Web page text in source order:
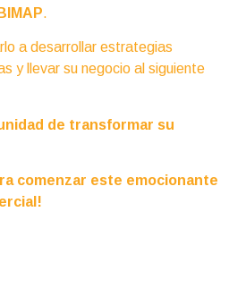
BIMAP.
a desarrollar estrategias
y llevar su negocio al siguiente
de transformar su
comenzar este emocionante